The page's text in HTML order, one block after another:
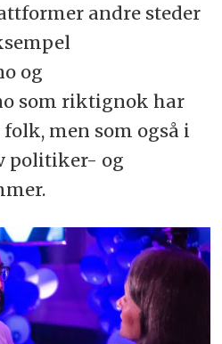
andre steder
og
som riktignok har
men som også i
politiker- og